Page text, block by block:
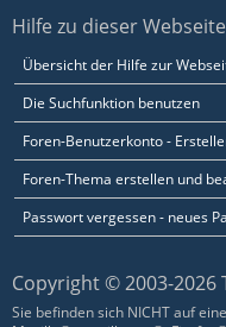
Hilfe zu dieser Webseite
Übersicht der Hilfe zur
Die Suchfunktion benutzen
Foren-Benutzerkonto -
Foren-Thema erstellen und
Passwort vergessen - neues
Copyright © 2003-2026
Sie befinden sich NICHT auf